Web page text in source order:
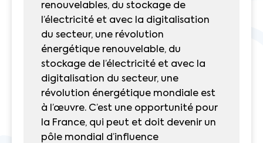
renouvelables, du stockage de
l’électricité et avec la digitalisation
du secteur, une révolution
énergétique renouvelable, du
stockage de l’électricité et avec la
digitalisation du secteur, une
révolution énergétique mondiale est
à l’œuvre. C’est une opportunité pour
la France, qui peut et doit devenir un
pôle mondial d’influence